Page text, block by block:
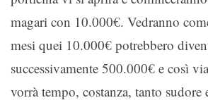
magari con 10.000€. Vedranno
mesi quei 10.000€ potrebbero
successivamente 500.000€ e così
vorrà tempo, costanza, tanto sudore